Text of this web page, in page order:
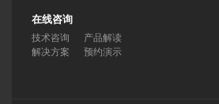
在线咨询
技术咨询
产品解读
解决方案
预约演示